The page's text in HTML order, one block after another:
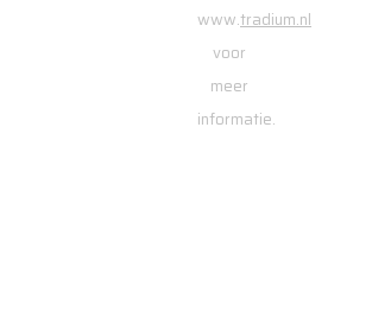
www.tradium.nl
voor
meer
informatie.